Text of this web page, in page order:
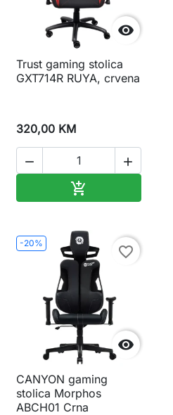

Trust gaming stolica
GXT714R RUYA, crvena
320,00 KM
 

-20%

favorite_border
CANYON gaming
stolica Morphos
ABCH01 Crna